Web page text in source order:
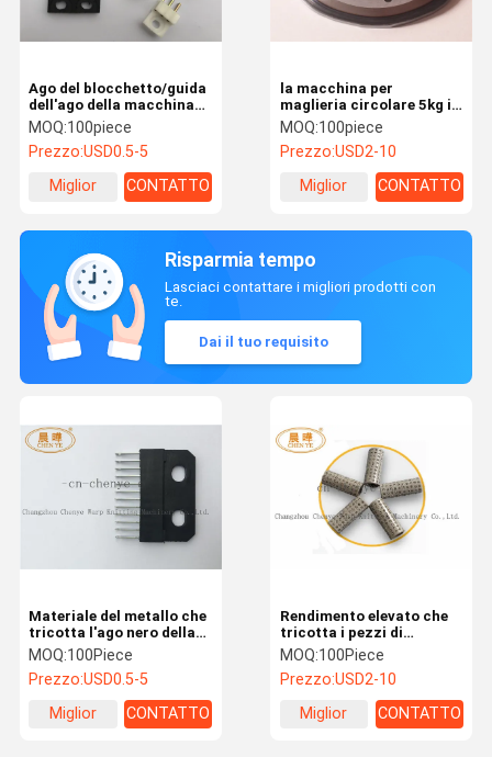
Ago del blocchetto/guida
dell'ago della macchina
per maglieria COMEZ del
filo di ordito
MOQ:100piece
Prezzo:USD0.5-5
Miglior
CONTATTO
la macchina per
maglieria circolare 5kg i
pezzi di ricambio per
controllare il disco del
modello del campione
MOQ:100piece
Prezzo:USD2-10
Miglior
CONTATTO
Risparmia tempo
Lasciaci contattare i migliori prodotti con
te.
Dai il tuo requisito
Rendimento elevato che
tricotta i pezzi di
ricambio, complessivo
staffa della palla di
Antivari della guida
MOQ:100Piece
Prezzo:USD2-10
Miglior
CONTATTO
Materiale del metallo che
tricotta l'ago nero della
guida dei pezzi di
ricambio resistente alla
corrosione
MOQ:100Piece
Prezzo:USD0.5-5
Miglior
CONTATTO